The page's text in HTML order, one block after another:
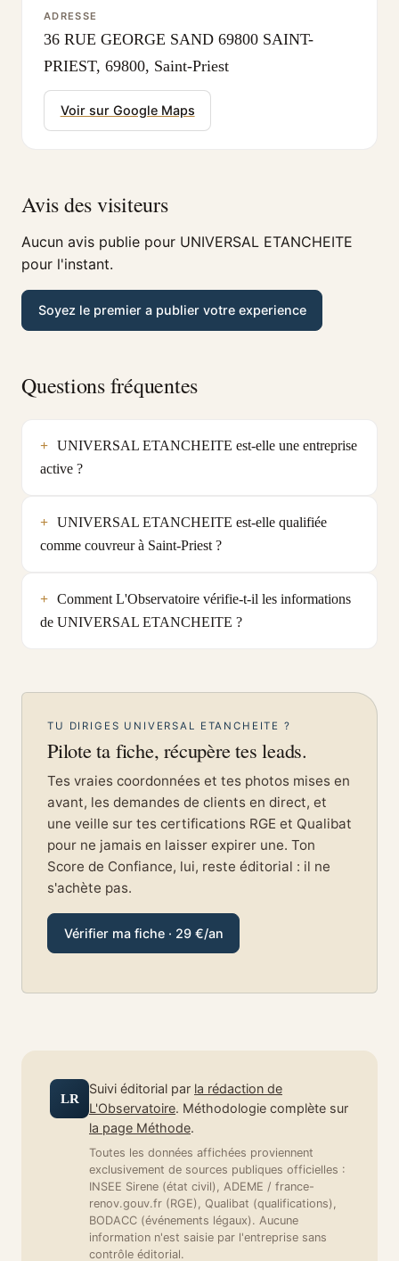
ADRESSE
36 RUE GEORGE SAND 69800 SAINT-
PRIEST, 69800, Saint-Priest
Voir sur Google Maps
Avis des visiteurs
Aucun avis publie pour UNIVERSAL ETANCHEITE
pour l'instant.
Soyez le premier a publier votre experience
Questions fréquentes
UNIVERSAL ETANCHEITE est-elle une entreprise
active ?
UNIVERSAL ETANCHEITE est-elle qualifiée
comme couvreur à Saint-Priest ?
Comment L'Observatoire vérifie-t-il les informations
de UNIVERSAL ETANCHEITE ?
TU DIRIGES UNIVERSAL ETANCHEITE ?
Pilote ta fiche, récupère tes leads.
Tes vraies coordonnées et tes photos mises en
avant, les demandes de clients en direct, et
une veille sur tes certifications RGE et Qualibat
pour ne jamais en laisser expirer une. Ton
Score de Confiance, lui, reste éditorial : il ne
s'achète pas.
Vérifier ma fiche · 29 €/an
LR
Suivi éditorial par la rédaction de
L'Observatoire. Méthodologie complète sur
la page Méthode.
Toutes les données affichées proviennent
exclusivement de sources publiques officielles :
INSEE Sirene (état civil), ADEME / france-
renov.gouv.fr (RGE), Qualibat (qualifications),
BODACC (événements légaux). Aucune
information n'est saisie par l'entreprise sans
contrôle éditorial.